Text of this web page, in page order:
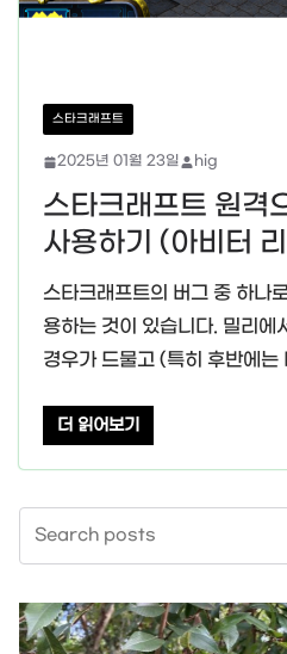
스타크래프트
2025년 01월 23일 hig
스타크래프트 원격
사용하기 (아비터
스타크래프트의 버그 중 하나
용하는 것이 있습니다. 밀리에
경우가 드물고 (특히 후반에는
더 읽어보기